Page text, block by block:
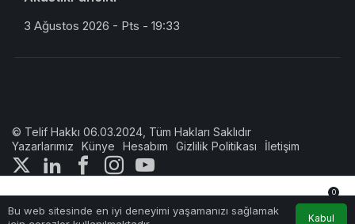
Bu web sitesinde en iyi deneyimi yaşamanızı sağlamak
Kabul
3 Ağustos 2026 - Pts - 19:33
© Telif Hakkı 06.03.2024, Tüm Hakları Saklıdır
Yazarlarımız
Künye Hesabım Gizlilik Politikası İletişim
Anasayfa Akış Hesabım Bildirimler
0